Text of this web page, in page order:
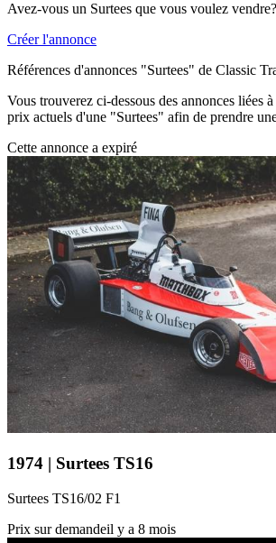
Avez-vous un Surtees que vous voulez
Créer l'annonce
Références d'annonces "Surtees" de Classic
Vous trouverez ci-dessous des annonces
prix actuels d'une "Surtees" afin de prendre
Cette annonce a expiré
1974 | Surtees TS16
Surtees TS16/02 F1
Prix sur demandeil y a 8 mois